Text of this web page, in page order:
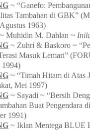
~ “Ganefo:
Tambahan di GBK”
1963)
~ Muhidin M. Dahlan ~
~ Zuhri & Baskoro ~
Masuk Lemari”
~ “Timah Hitam di Atas
Mei 1997)
~ Sayadi ~ “Bersih
Buat Pengendara
1991)
~ Iklan Mentega BLUE